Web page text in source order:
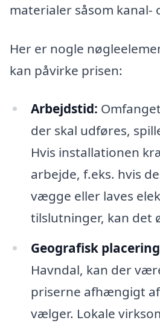
materialer såsom kanal-
Her er nogle
kan påvirke prisen:
Arbejdstid:
der skal udføres,
Hvis installationen
arbejde, f.eks. hvis
vægge eller laves
tilslutninger, kan det
Geografisk
Havndal, kan der
priserne afhængigt
vælger. Lokale